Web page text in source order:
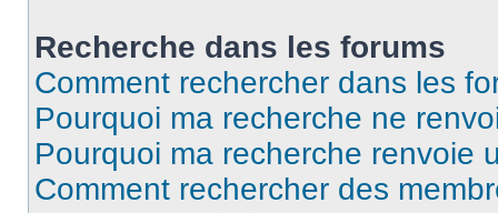
Recherche dans les forums
Comment rechercher dans les
Pourquoi ma recherche ne
Pourquoi ma recherche renvoie
Comment rechercher des